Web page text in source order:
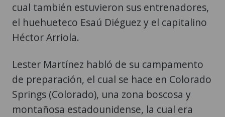
cual también estuvieron sus entrenadores,
el huehueteco Esaú Diéguez y el capitalino
Héctor Arriola.
Lester Martínez habló de su campamento
de preparación, el cual se hace en Colorado
Springs (Colorado), una zona boscosa y
montañosa estadounidense, la cual era